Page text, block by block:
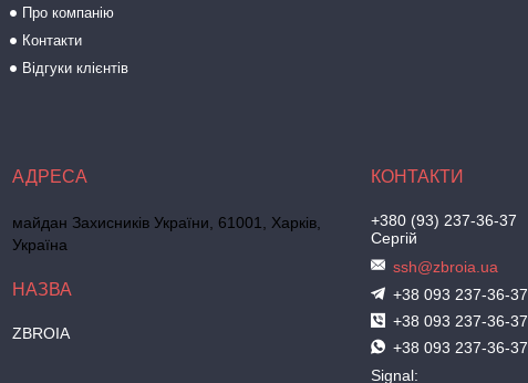
Про компанію
Контакти
Відгуки клієнтів
майдан Захисників України, 61001, Харків,
Україна
ZBROIA
+380 (93) 237-36-37
Сергій
ssh@zbroia.ua
+38 093 237-36-37
+38 093 237-36-37
+38 093 237-36-37
Signal